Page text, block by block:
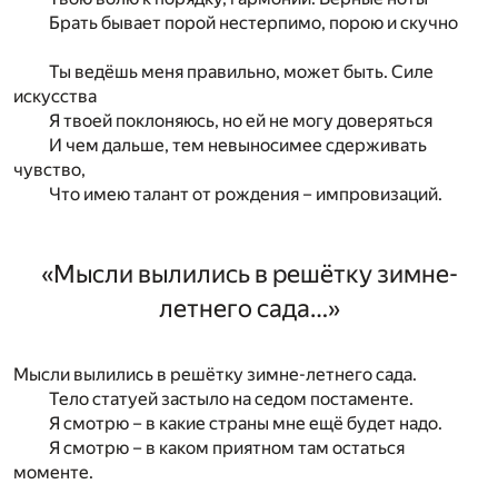
Брать бывает порой нестерпимо, порою и скучно
Ты ведёшь меня правильно, может быть. Силе
искусства
Я твоей поклоняюсь, но ей не могу доверяться
И чем дальше, тем невыносимее сдерживать
чувство,
Что имею талант от рождения – импровизаций.
«Мысли вылились в решётку зимне-
летнего сада…»
Мысли вылились в решётку зимне-летнего сада.
Тело статуей застыло на седом постаменте.
Я смотрю – в какие страны мне ещё будет надо.
Я смотрю – в каком приятном там остаться
моменте.